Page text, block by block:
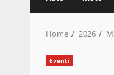
Home 2026
Eventi